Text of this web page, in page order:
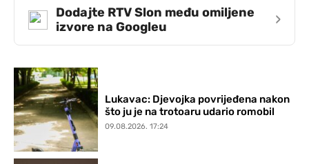
Dodajte RTV Slon među omiljene
izvore na Googleu
›
Lukavac: Djevojka povrijeđena nakon
što ju je na trotoaru udario romobil
09.08.2026. 17:24